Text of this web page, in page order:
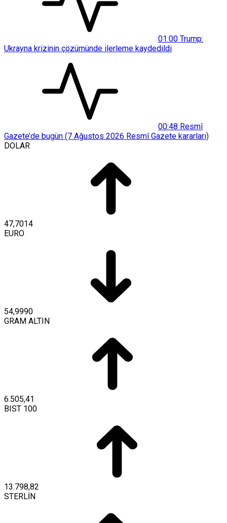
01:00 Trump:
Ukrayna krizinin çözümünde ilerleme kaydedildi
00:48 Resmî
Gazete’de bugün (7 Ağustos 2026 Resmî Gazete kararları)
DOLAR
47,7014
EURO
54,9990
GRAM ALTIN
6.505,41
BIST 100
13.798,82
STERLİN